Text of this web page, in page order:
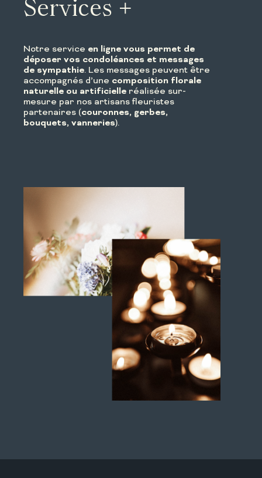
Services +
Notre service en ligne vous permet de
déposer vos condoléances et messages
de sympathie. Les messages peuvent être
accompagnés d’une composition florale
naturelle ou artificielle réalisée sur-
mesure par nos artisans fleuristes
partenaires (couronnes, gerbes,
bouquets, vanneries).